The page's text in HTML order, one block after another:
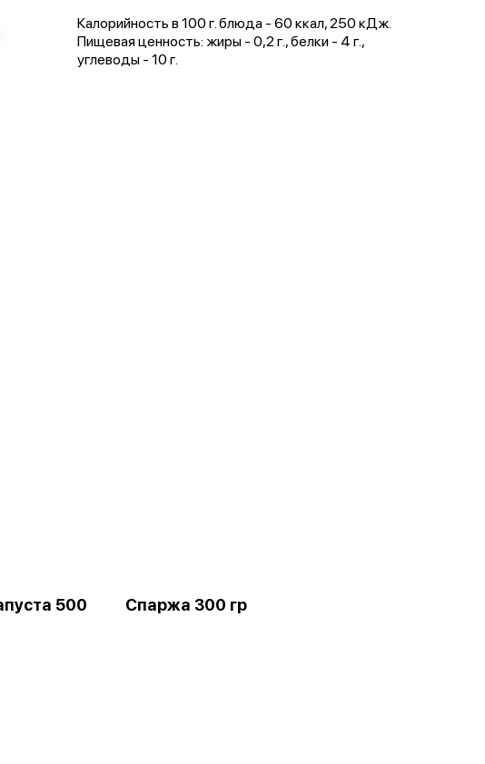
Калорийность в 100 г. блюда - 60 ккал, 250 кДж.
Пищевая ценность: жиры - 0,2 г., белки - 4 г.,
углеводы - 10 г.
500
Спаржа 300 гр